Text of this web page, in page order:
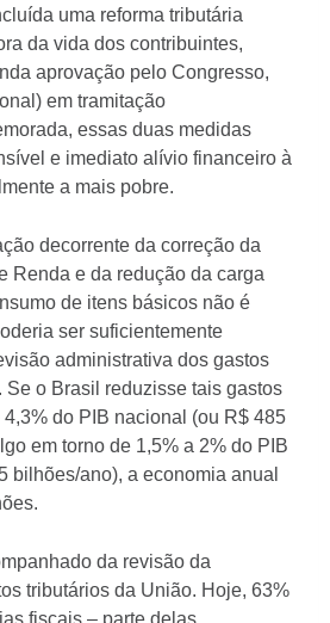
uma reforma tributária
da vida dos contribuintes,
aprovação pelo Congresso,
em tramitação
essas duas medidas
e imediato alívio financeiro à
a mais pobre.
decorrente da correção da
Renda e da redução da carga
de itens básicos não é
ser suficientemente
administrativa dos gastos
Se o Brasil reduzisse tais gastos
do PIB nacional (ou R$ 485
em torno de 1,5% a 2% do PIB
bilhões/ano), a economia anual
da revisão da
tributários da União. Hoje, 63%
fiscais – parte delas